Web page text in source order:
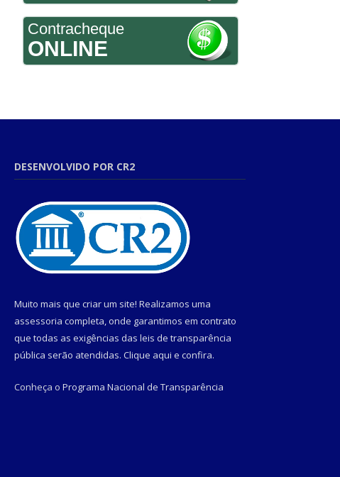
Contracheque
ONLINE
DESENVOLVIDO POR CR2
Muito mais que criar um site! Realizamos uma
assessoria completa, onde garantimos em contrato
que todas as exigências das leis de transparência
pública serão atendidas. Clique aqui e confira.
Conheça o Programa Nacional de Transparência